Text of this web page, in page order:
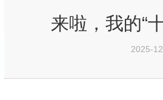
来啦，我的“
2025-